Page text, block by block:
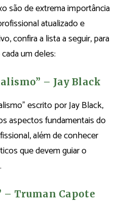
são de extrema importância
atualizado e
confira a lista a seguir, para
um deles:
– Jay Black
escrito por Jay Black,
aspectos fundamentais do
além de conhecer
que devem guiar o
– Truman Capote